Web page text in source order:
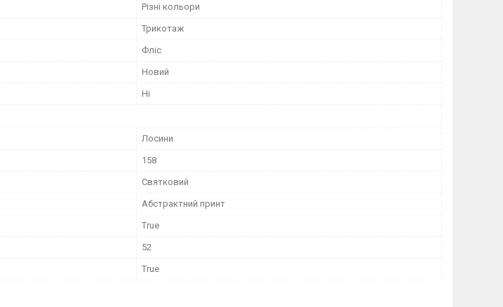
Різні кольори
Трикотаж
Фліс
Новий
Ні
Лосини
158
Святковий
Абстрактний принт
True
52
True